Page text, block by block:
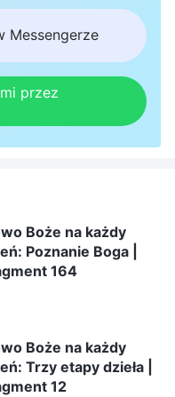
Messengerze
przez
Boże na każdy
Poznanie Boga |
164
Boże na każdy
Trzy etapy dzieła |
12